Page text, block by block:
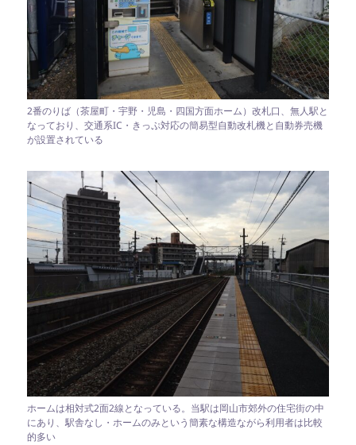
2番のりば（茶屋町・宇野・児島・四国方面ホーム）改札口、無人駅と
なっており、交通系IC・きっぷ対応の簡易型自動改札機と自動券売機
が設置されている
ホームは相対式2面2線となっている。当駅は岡山市郊外の住宅街の中
にあり、駅舎なし・ホームのみという簡素な構造ながら利用者は比較
的多い